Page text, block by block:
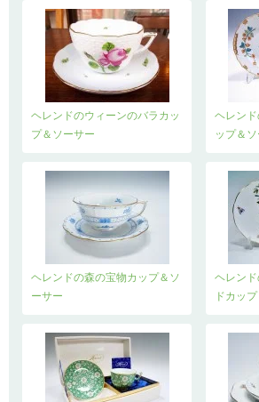
ヘレンドのウィーンのバラカッ
プ＆ソーサー
ヘレン
ップ＆
ヘレンドの森の宝物カップ＆ソ
ーサー
ヘレン
ドカッ